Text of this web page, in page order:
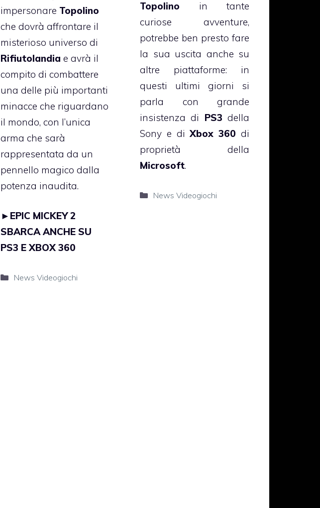
impersonare Topolino
che dovrà affrontare il
misterioso universo di
Rifiutolandia e avrà il
compito di combattere
una delle più importanti
minacce che riguardano
il mondo, con l’unica
arma che sarà
rappresentata da un
pennello magico dalla
potenza inaudita.
► EPIC MICKEY 2
SBARCA ANCHE SU
PS3 E XBOX 360
Categorie
News Videogiochi
Topolino in tante
curiose avventure,
potrebbe ben presto fare
la sua uscita anche su
altre piattaforme: in
questi ultimi giorni si
parla con grande
insistenza di PS3della
Sony e diXbox 360 di
proprietà della
Microsoft.
Categorie
News Videogiochi